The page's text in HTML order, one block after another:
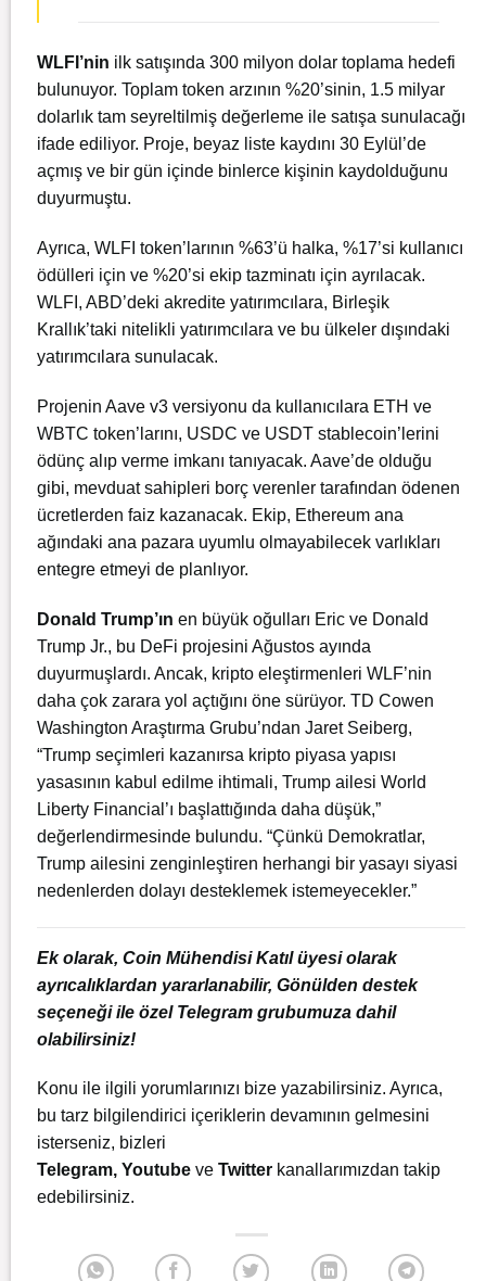
WLFI’nin ilk satışında 300 milyon dolar toplama hedefi
bulunuyor. Toplam token arzının %20’sinin, 1.5 milyar
dolarlık tam seyreltilmiş değerleme ile satışa sunulacağı
ifade ediliyor. Proje, beyaz liste kaydını 30 Eylül’de
açmış ve bir gün içinde binlerce kişinin kaydolduğunu
duyurmuştu.
Ayrıca, WLFI token’larının %63’ü halka, %17’si kullanıcı
ödülleri için ve %20’si ekip tazminatı için ayrılacak.
WLFI, ABD’deki akredite yatırımcılara, Birleşik
Krallık’taki nitelikli yatırımcılara ve bu ülkeler dışındaki
yatırımcılara sunulacak.
Projenin Aave v3 versiyonu da kullanıcılara ETH ve
WBTC token’larını, USDC ve USDT stablecoin’lerini
ödünç alıp verme imkanı tanıyacak. Aave’de olduğu
gibi, mevduat sahipleri borç verenler tarafından ödenen
ücretlerden faiz kazanacak. Ekip, Ethereum ana
ağındaki ana pazara uyumlu olmayabilecek varlıkları
entegre etmeyi de planlıyor.
Donald Trump’ın en büyük oğulları Eric ve Donald
Trump Jr., bu DeFi projesini Ağustos ayında
duyurmuşlardı. Ancak, kripto eleştirmenleri WLF’nin
daha çok zarara yol açtığını öne sürüyor. TD Cowen
Washington Araştırma Grubu’ndan Jaret Seiberg,
“Trump seçimleri kazanırsa kripto piyasa yapısı
yasasının kabul edilme ihtimali, Trump ailesi World
Liberty Financial’ı başlattığında daha düşük,”
değerlendirmesinde bulundu. “Çünkü Demokratlar,
Trump ailesini zenginleştiren herhangi bir yasayı siyasi
nedenlerden dolayı desteklemek istemeyecekler.”
Ek olarak, Coin Mühendisi Katıl üyesi olarak
ayrıcalıklardan yararlanabilir, Gönülden destek
seçeneği ile özel Telegram grubumuza dahil
olabilirsiniz!
Konu ile ilgili yorumlarınızı bize yazabilirsiniz. Ayrıca,
bu tarz bilgilendirici içeriklerin devamının gelmesini
isterseniz, bizleri
Telegram, Youtube ve Twitter kanallarımızdan takip
edebilirsiniz.